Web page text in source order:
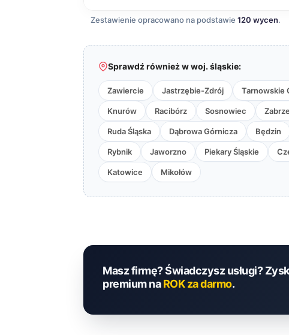
Zestawienie opracowano na podstawie 120 wycen.
Sprawdź również w woj. śląskie:
Zawiercie Jastrzębie-Zdrój Tarnowskie
Knurów Racibórz Sosnowiec Zabrze
Ruda Śląska Dąbrowa Górnicza Będzin
Rybnik Jaworzno Piekary Śląskie
Katowice Mikołów
Masz firmę? Świadczysz usługi?
premium naROK za darmo.